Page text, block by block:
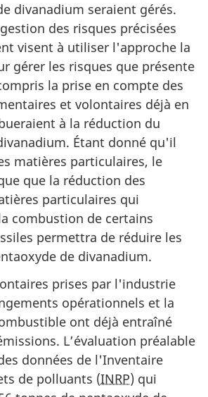
divanadium seraient gérés.
des risques précisées
visent à utiliser l'approche la
gérer les risques que présente
la prise en compte des
et volontaires déjà en
à la réduction du
Étant donné qu'il
matières particulaires, le
que la réduction des
particulaires qui
combustion de certains
permettra de réduire les
de divanadium.
prises par l'industrie
opérationnels et la
ont déjà entraîné
L’évaluation préalable
données de l'Inventaire
de polluants (INRP) qui